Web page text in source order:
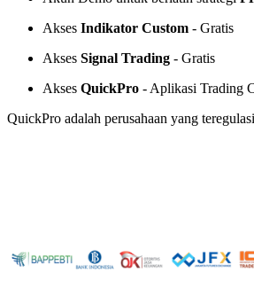
Akses Indikator Custom - Gratis
Akses Signal Trading - Gratis
Akses QuickPro - Aplikasi Trading
QuickPro adalah perusahaan yang